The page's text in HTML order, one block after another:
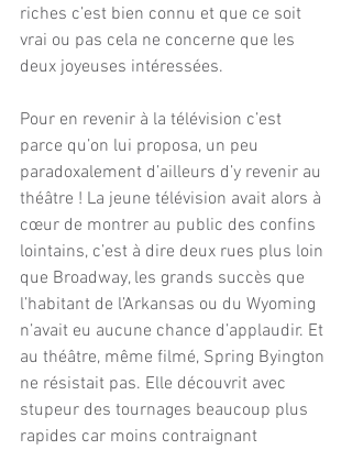
riches c’est bien connu et que ce soit
vrai ou pas cela ne concerne que les
deux joyeuses intéressées.
Pour en revenir à la télévision c’est
parce qu’on lui proposa, un peu
paradoxalement d’ailleurs d’y revenir au
théâtre ! La jeune télévision avait alors à
cœur de montrer au public des confins
lointains, c’est à dire deux rues plus loin
que Broadway, les grands succès que
l’habitant de l’Arkansas ou du Wyoming
n’avait eu aucune chance d’applaudir. Et
au théâtre, même filmé, Spring Byington
ne résistait pas. Elle découvrit avec
stupeur des tournages beaucoup plus
rapides car moins contraignant